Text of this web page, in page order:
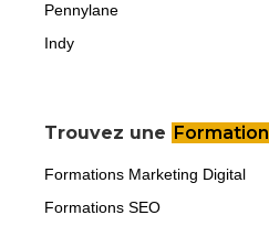
Pennylane
Indy
Trouvez une Formation
Formations Marketing Digital
Formations SEO